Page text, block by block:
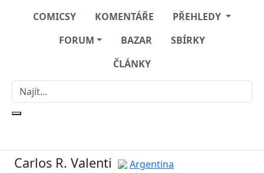
COMICSY KOMENTÁŘE
PŘEHLEDY
FORUM
BAZAR
SBÍRKY
ČLÁNKY
Carlos R. Valenti Argentina